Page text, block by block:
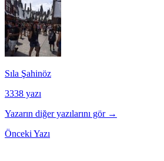
Sıla Şahinöz
3338 yazı
Yazarın diğer yazılarını gör →
Önceki Yazı